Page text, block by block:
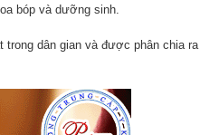
bóp và dưỡng sinh.
trong dân gian và được phân chia ra